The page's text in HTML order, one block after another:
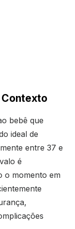
Contexto
bebê que
ideal de
entre 37 e
é
o momento em